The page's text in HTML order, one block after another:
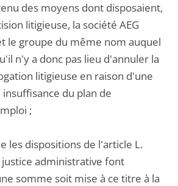
des moyens dont disposaient,
litigieuse, la société AEG
le groupe du même nom auquel
n'y a donc pas lieu d'annuler la
litigieuse en raison d'une
du plan de
;
les dispositions de l'article L.
administrative font
somme soit mise à ce titre à la